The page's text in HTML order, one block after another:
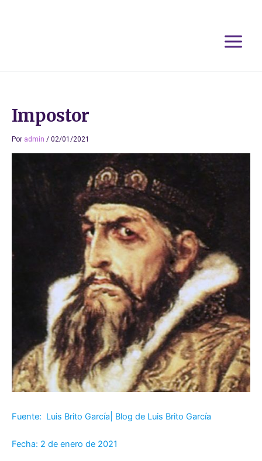
Impostor
Por admin / 02/01/2021
Fuente: Luis Brito García| Blog de Luis Brito García
Fecha: 2 de enero de 2021